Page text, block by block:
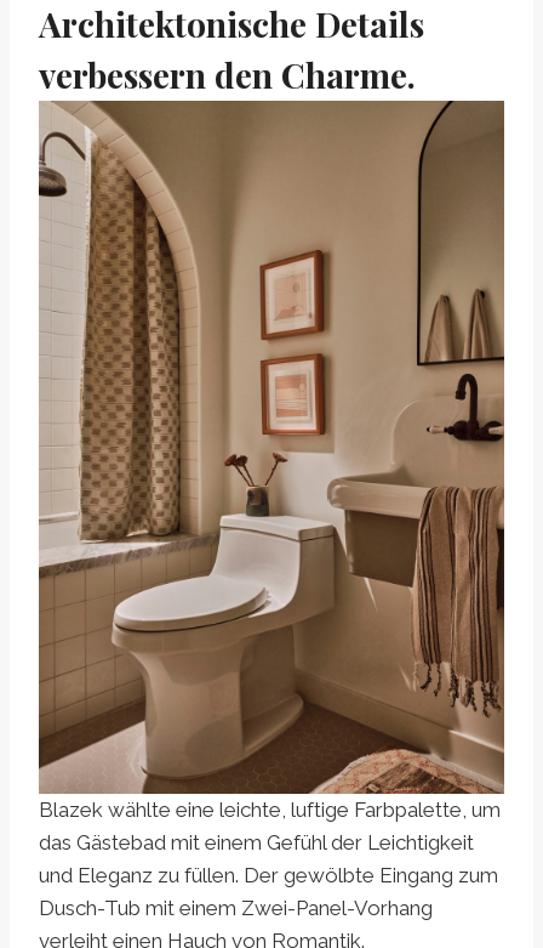
Architektonische Details
verbessern den Charme.
Blazek wählte eine leichte, luftige Farbpalette, um
das Gästebad mit einem Gefühl der Leichtigkeit
und Eleganz zu füllen. Der gewölbte Eingang zum
Dusch-Tub mit einem Zwei-Panel-Vorhang
verleiht einen Hauch von Romantik.